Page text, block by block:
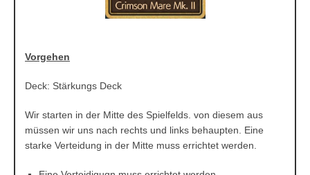
Vorgehen
Deck: Stärkungs Deck
Wir starten in der Mitte des Spielfelds. von diesem aus
müssen wir uns nach rechts und links behaupten. Eine
starke Verteidung in der Mitte muss errichtet werden.